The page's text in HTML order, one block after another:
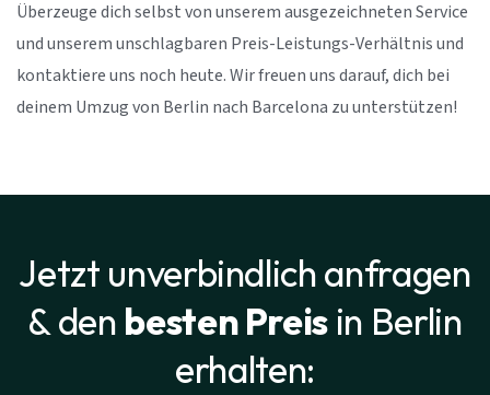
Überzeuge dich selbst von unserem ausgezeichneten Service
und unserem unschlagbaren Preis-Leistungs-Verhältnis und
kontaktiere uns noch heute. Wir freuen uns darauf, dich bei
deinem Umzug von Berlin nach Barcelona zu unterstützen!
Jetzt unverbindlich anfragen
& den besten Preis in Berlin
erhalten: